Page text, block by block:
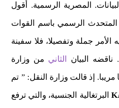
المصرية الرسمية. أقول
الرسمي باسم القوات
الأمر جملة وتفصيلا، فلا سفينة
البيان
الثاني من وزارة
إذ قالت وزارة النقل: ” تم
البرتغالية الجنسية، والتي ترفع